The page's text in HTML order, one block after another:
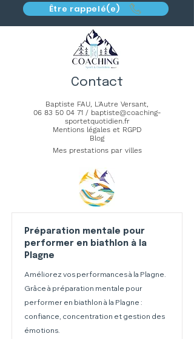
Être rappelé(e)
Contact
Baptiste FAU, L'Autre Versant,
06 83 50 04 71/ baptiste@coaching-
sportetquotidien.fr
Mentions légales et RGPD
Blog
Mes prestations par villes
Préparation mentale pour
performer en biathlon à la
Plagne
Améliorez vos performances à la Plagne.
Grâce à préparation mentale pour
performer en biathlon à la Plagne :
confiance, concentration et gestion des
émotions.